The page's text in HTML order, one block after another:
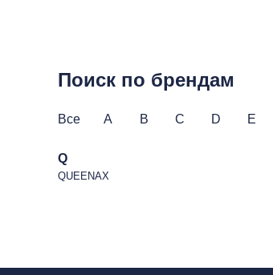
Поиск по брендам
Все A B C D E
Q
QUEENAX